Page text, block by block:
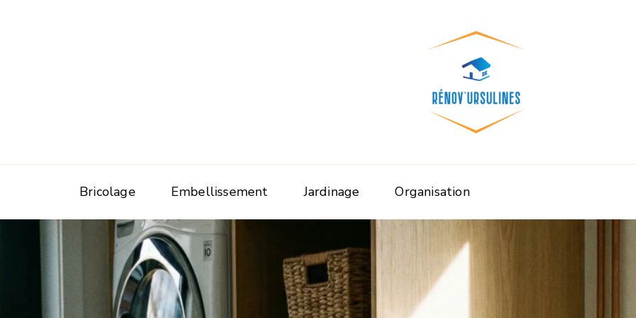
Bricolage Embellissement Jardinage Organisation